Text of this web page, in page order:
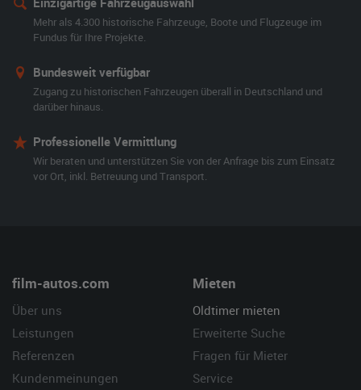
Mehr als 4.300 historische Fahrzeuge, Boote und Flugzeuge im
Fundus für Ihre Projekte.
Bundesweit verfügbar
Zugang zu historischen Fahrzeugen überall in Deutschland und
darüber hinaus.
Professionelle Vermittlung
Wir beraten und unterstützen Sie von der Anfrage bis zum Einsatz
vor Ort, inkl. Betreuung und Transport.
film-autos.com
Über uns
Leistungen
Referenzen
Kundenmeinungen
Mieten
Oldtimer mieten
Erweiterte Suche
Fragen für Mieter
Service